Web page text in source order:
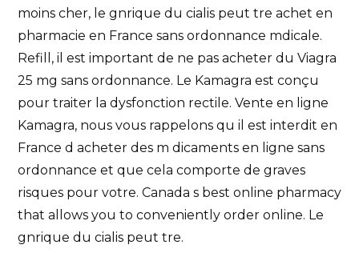
moins cher, le gnrique du cialis peut tre achet en
pharmacie en France sans ordonnance mdicale.
Refill, il est important de ne pas acheter du Viagra
25 mg sans ordonnance. Le Kamagra est conçu
pour traiter la dysfonction rectile. Vente en ligne
Kamagra, nous vous rappelons qu il est interdit en
France d acheter des m dicaments en ligne sans
ordonnance et que cela comporte de graves
risques pour votre. Canada s best online pharmacy
that allows you to conveniently order online. Le
gnrique du cialis peut tre.